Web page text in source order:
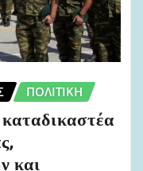
ΠΟΛΙΤΙΚΉ
και